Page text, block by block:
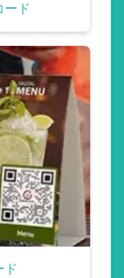
ード
ド